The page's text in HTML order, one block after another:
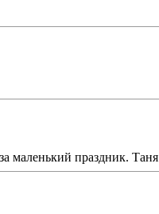
маленький праздник. Таня